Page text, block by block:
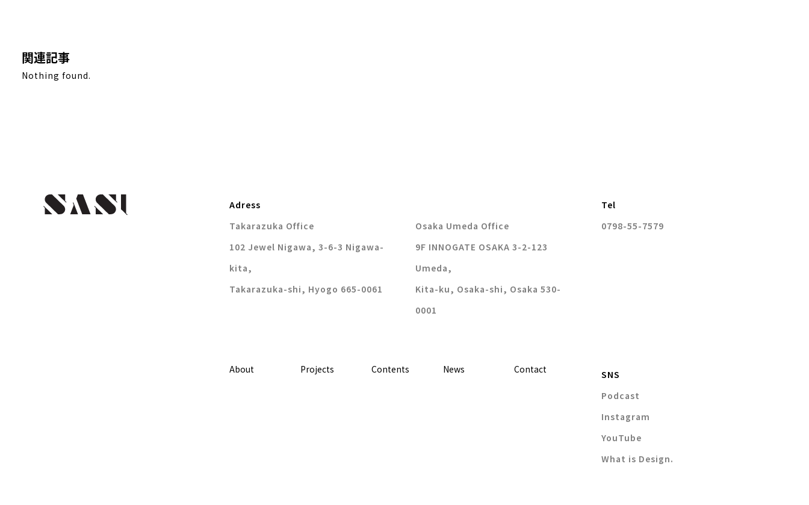
関連記事
Nothing found.
Adress
Takarazuka Office
102 Jewel Nigawa, 3-6-3 Nigawa-
kita,
Takarazuka-shi, Hyogo 665-0061
Osaka Umeda Office
9F INNOGATE OSAKA 3-2-123
Umeda,
Kita-ku, Osaka-shi, Osaka 530-
0001
Tel
0798-55-7579
About Projects Contents News Contact
SNS
Podcast
Instagram
YouTube
What is Design.